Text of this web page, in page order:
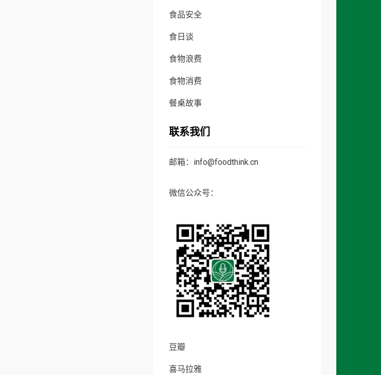
食品安全
食日谈
食物浪费
食物消费
餐桌故事
联系我们
邮箱：info@foodthink.cn
微信公众号：
豆瓣
喜马拉雅